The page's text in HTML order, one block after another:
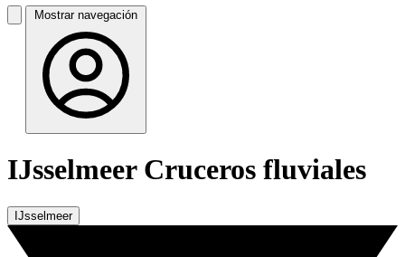
Mostrar navegación
IJsselmeer Cruceros fluviales
IJsselmeer